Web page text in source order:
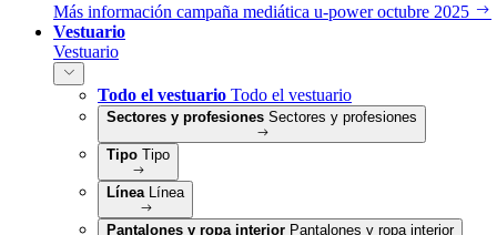
Más información campaña mediática u‑power octubre 2025
Vestuario
Vestuario
Todo el vestuario Todo el vestuario
Sectores y profesiones Sectores y profesiones
Tipo Tipo
Línea Línea
Pantalones y ropa interior Pantalones y ropa interior